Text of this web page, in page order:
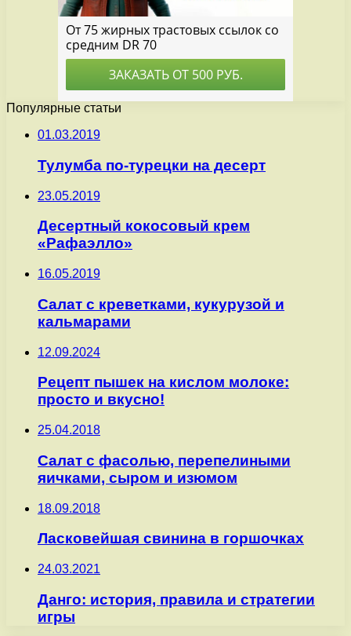
Популярные статьи
01.03.2019
Тулумба по-турецки на десерт
23.05.2019
Десертный кокосовый крем
«Рафаэлло»
16.05.2019
Салат с креветками, кукурузой и
кальмарами
12.09.2024
Рецепт пышек на кислом молоке:
просто и вкусно!
25.04.2018
Салат с фасолью, перепелиными
яичками, сыром и изюмом
18.09.2018
Ласковейшая свинина в горшочках
24.03.2021
Данго: история, правила и стратегии
игры